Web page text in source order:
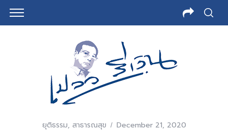
ยุติธรรม, สาธารณสุข December 21, 2020